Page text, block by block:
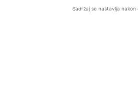
Sadržaj se nastavlja nakon